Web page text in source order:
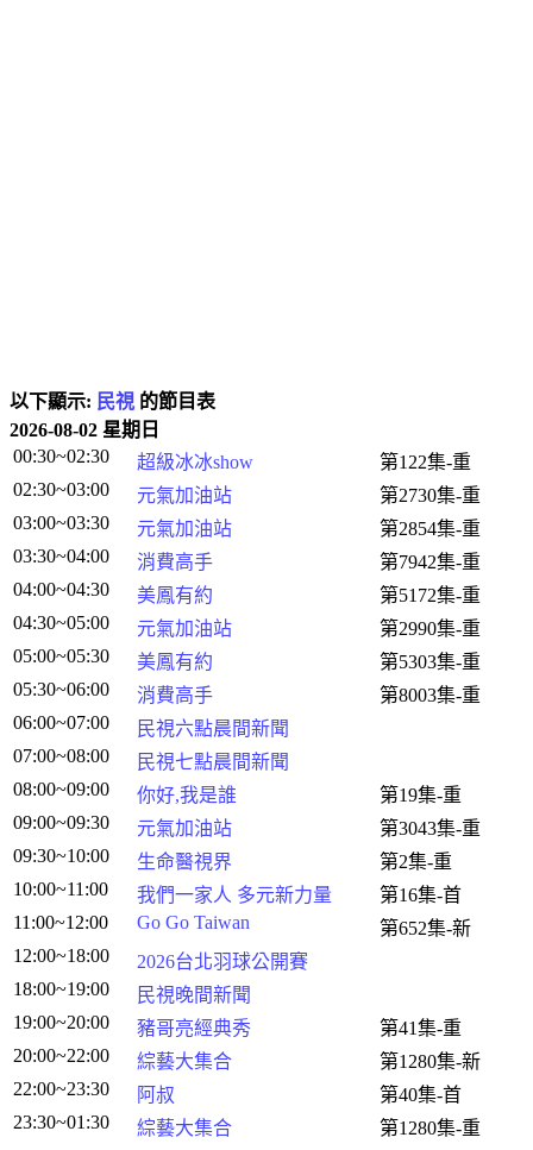
以下顯示: 民視 的節目表
2026-08-02 星期日
00:30~02:30
超級冰冰show
第122集-重
02:30~03:00
元氣加油站
第2730集-重
03:00~03:30
元氣加油站
第2854集-重
03:30~04:00
消費高手
第7942集-重
04:00~04:30
美鳳有約
第5172集-重
04:30~05:00
元氣加油站
第2990集-重
05:00~05:30
美鳳有約
第5303集-重
05:30~06:00
消費高手
第8003集-重
06:00~07:00
民視六點晨間新聞
07:00~08:00
民視七點晨間新聞
08:00~09:00
你好,我是誰
第19集-重
09:00~09:30
元氣加油站
第3043集-重
09:30~10:00
生命醫視界
第2集-重
10:00~11:00
我們一家人 多元新力量
第16集-首
11:00~12:00
Go Go Taiwan
第652集-新
12:00~18:00
2026台北羽球公開賽
18:00~19:00
民視晚間新聞
19:00~20:00
豬哥亮經典秀
第41集-重
20:00~22:00
綜藝大集合
第1280集-新
22:00~23:30
阿叔
第40集-首
23:30~01:30
綜藝大集合 第1280集-重